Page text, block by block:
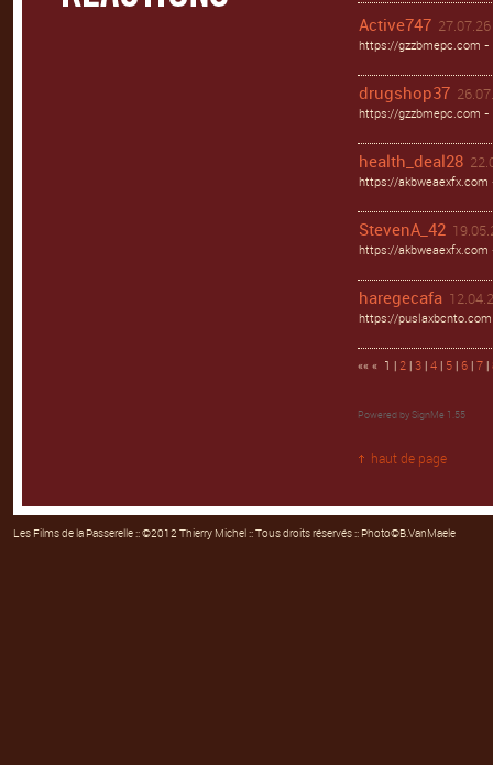
Active747
https://gzzbmepc.com
drugshop37
https://gzzbmepc.com
health_deal28
https://akbweaexfx.com
StevenA_42
https://akbweaexfx.com
haregecafa
https://
«« « 1 | 2 | 3 | 4 | 5 | 6 | 7 |
Powered by SignMe 1.55
haut de page
Les Films de la Passerelle:: ©2012 Thierry Michel :: Tous droits réservés :: Photo©B.VanMaele